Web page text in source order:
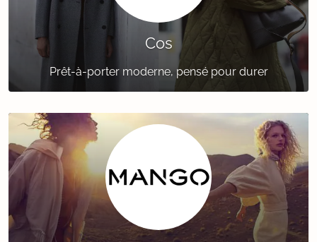
Cos
Prêt-à-porter moderne, pensé pour durer